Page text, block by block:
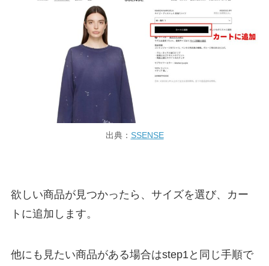
出典： SSENSE
欲しい商品が見つかったら、サイズを選び、カー
トに追加します。
他にも見たい商品がある場合はstep1と同じ手順で